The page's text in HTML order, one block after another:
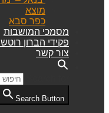
מוצא
כפר סבא
מסמכי המושבות
פקידי הברון
צור קשר
Search Button